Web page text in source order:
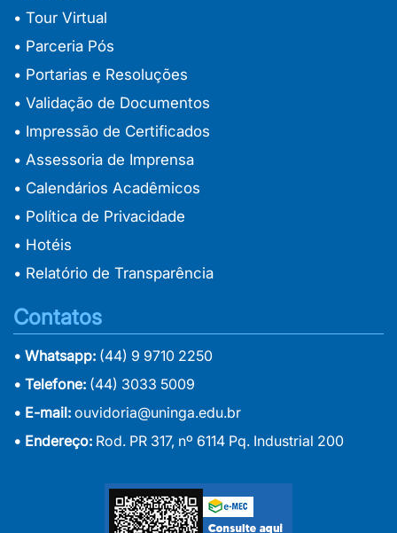
• Tour Virtual
• Parceria Pós
• Portarias e Resoluções
• Validação de Documentos
• Impressão de Certificados
• Assessoria de Imprensa
• Calendários Acadêmicos
• Política de Privacidade
• Hotéis
• Relatório de Transparência
Contatos
• Whatsapp: (44) 9 9710 2250
• Telefone: (44) 3033 5009
• E-mail: ouvidoria@uninga.edu.br
• Endereço: Rod. PR 317, nº 6114 Pq. Industrial 200